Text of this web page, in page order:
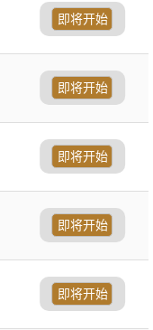
即将开始
即将开始
即将开始
即将开始
即将开始